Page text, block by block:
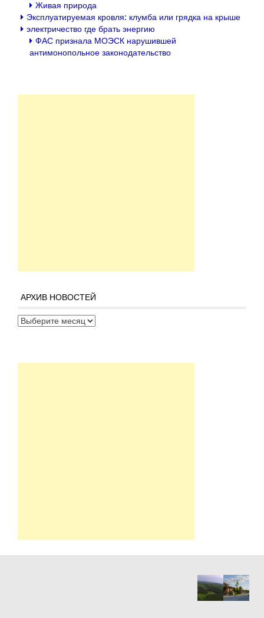
Живая природа
Эксплуатируемая кровля: клумба или грядка на крыше
электричество где брать энергию
ФАС признала МОЭСК нарушившей
антимонопольное законодательство
АРХИВ НОВОСТЕЙ
Архив новостей